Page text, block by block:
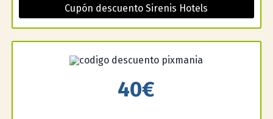
Cupón descuento Sirenis Hotels
40€